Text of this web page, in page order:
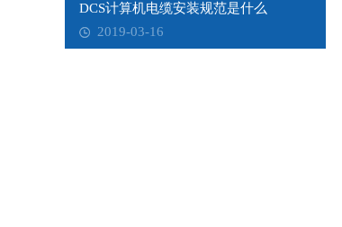
DCS计算机电缆安装规范是什么
2019-03-16